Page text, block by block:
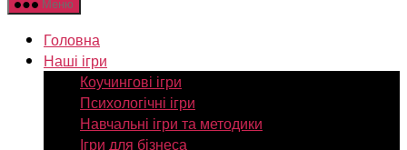
Меню
Головна
Наші ігри
Коучингові ігри
Психологічні ігри
Навчальні ігри та методики
Ігри для бізнеса